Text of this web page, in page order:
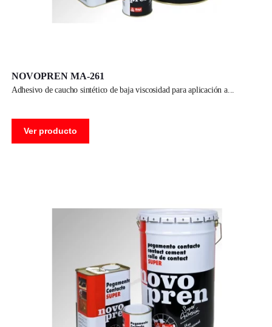
NOVOPREN MA-261
adhesivo de caucho sintético de baja viscosidad para aplicación a
Ver producto